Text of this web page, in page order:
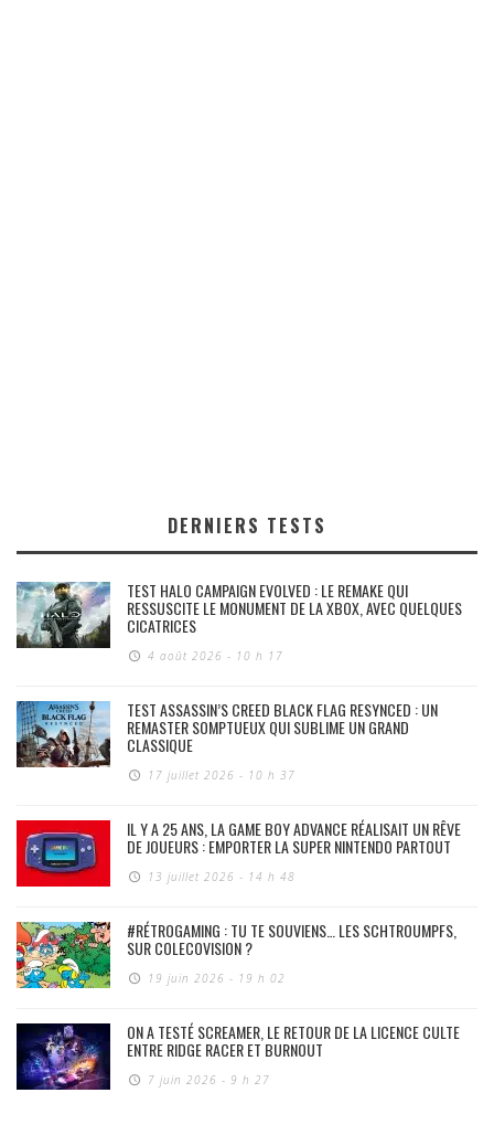
DERNIERS TESTS
TEST HALO CAMPAIGN EVOLVED : LE REMAKE QUI
RESSUSCITE LE MONUMENT DE LA XBOX, AVEC QUELQUES
CICATRICES
4 août 2026 - 10 h 17
TEST ASSASSIN’S CREED BLACK FLAG RESYNCED : UN
REMASTER SOMPTUEUX QUI SUBLIME UN GRAND
CLASSIQUE
17 juillet 2026 - 10 h 37
IL Y A 25 ANS, LA GAME BOY ADVANCE RÉALISAIT UN RÊVE
DE JOUEURS : EMPORTER LA SUPER NINTENDO PARTOUT
13 juillet 2026 - 14 h 48
#RÉTROGAMING : TU TE SOUVIENS… LES SCHTROUMPFS,
SUR COLECOVISION ?
19 juin 2026 - 19 h 02
ON A TESTÉ SCREAMER, LE RETOUR DE LA LICENCE CULTE
ENTRE RIDGE RACER ET BURNOUT
7 juin 2026 - 9 h 27